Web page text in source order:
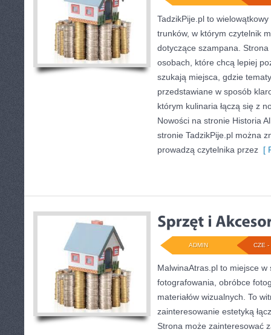
TadzikPije.pl to
trunków, w którym czytelnik
dotyczące szampana.
osobach, które chcą lepiej
szukają miejsca, gdzie
przedstawiane w sposób
którym kulinaria łączą się z
Nowości na stronie Historia
stronie TadzikPije.pl można
prowadzą czytelnika przez [
CZE -
ADMIN
MalwinaAtras.pl to miejsce
fotografowania, obróbce
materiałów wizualnych. To
zainteresowanie estetyką
Strona może zainteresować